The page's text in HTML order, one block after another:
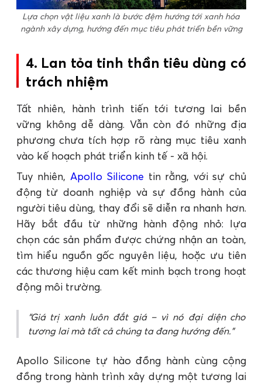
Lựa chọn vật liệu xanh là bước đệm hướng tới xanh hóa
ngành xây dựng, hướng đến mục tiêu phát triển bền vững
4. Lan tỏa tinh thần tiêu dùng có
trách nhiệm
Tất nhiên, hành trình tiến tới tương lai bền
vững không dễ dàng. Vẫn còn đó những địa
phương chưa tích hợp rõ ràng mục tiêu xanh
vào kế hoạch phát triển kinh tế - xã hội.
Tuy nhiên, Apollo Silicone tin rằng, với sự chủ
động từ doanh nghiệp và sự đồng hành của
người tiêu dùng, thay đổi sẽ diễn ra nhanh hơn.
Hãy bắt đầu từ những hành động nhỏ: lựa
chọn các sản phẩm được chứng nhận an toàn,
tìm hiểu nguồn gốc nguyên liệu, hoặc ưu tiên
các thương hiệu cam kết minh bạch trong hoạt
động môi trường.
Giá trị xanh luôn đắt giá – vì nó đại diện cho
tương lai mà tất cả chúng ta đang hướng đến.
Apollo Silicone tự hào đồng hành cùng cộng
đồng trong hành trình xây dựng một tương lai